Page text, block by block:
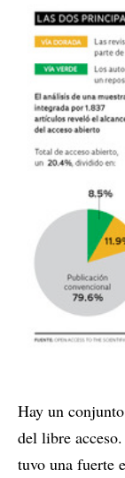
Hay un
del libre
tuvo una fuerte